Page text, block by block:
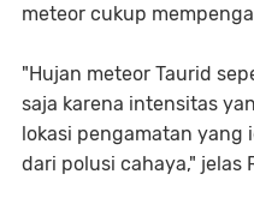
meteor cukup
"Hujan meteor Taurid
saja karena intensitas
lokasi pengamatan yang
dari polusi cahaya," jelas